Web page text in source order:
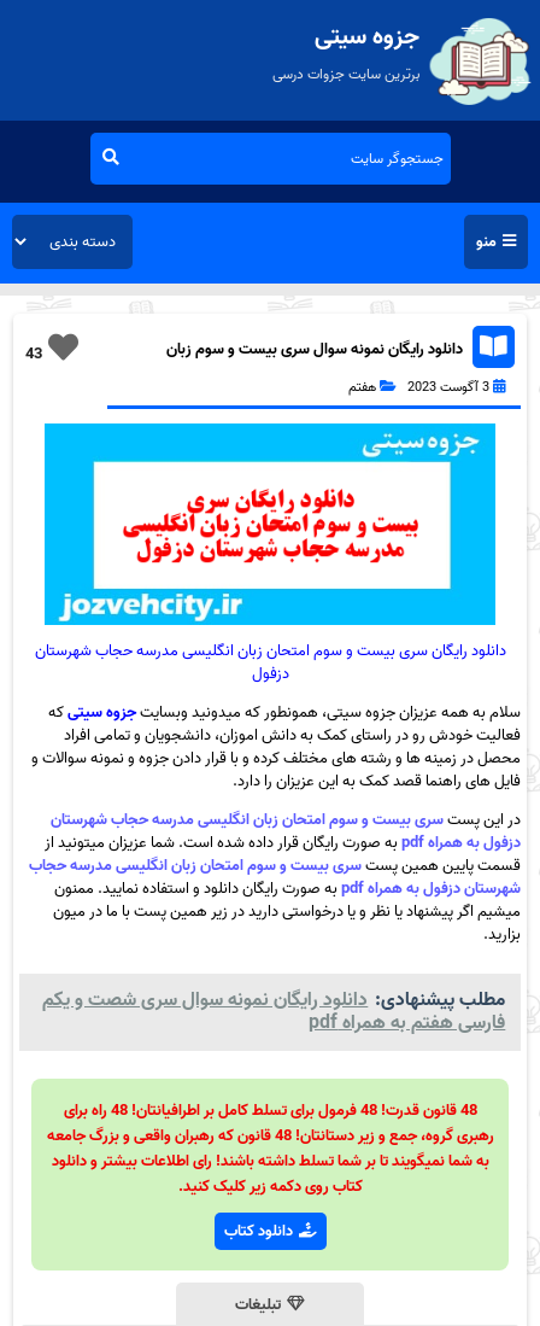
جزوه سیتی
برترین سایت جزوات درسی
منو
43
دانلود رایگان نمونه سوال سری بیست و سوم زبان
انگلیسی هفتم به همراه pdf
3 آگوست 2023 هفتم
دانلود رایگان سری بیست و سوم امتحان زبان انگلیسی مدرسه حجاب شهرستان
دزفول
سلام به همه عزیزان جزوه سیتی، همونطور که میدونید وبسایتجزوه سیتیکه
فعالیت خودش رو در راستای کمک به دانش اموزان، دانشجویان و تمامی افراد
محصل در زمینه ها و رشته های مختلف کرده و با قرار دادن جزوه و نمونه سوالات و
فایل های راهنما قصد کمک به این عزیزان را دارد.
در این پستسری بیست و سوم امتحان زبان انگلیسی مدرسه حجاب شهرستان
دزفول به همراه pdf
به صورت رایگان قرار داده شده است. شما عزیزان میتونید از
قسمت پایین همین پستسری بیست و سوم امتحان زبان انگلیسی مدرسه حجاب
شهرستان دزفول به همراه pdf
به صورت رایگان دانلود و استفاده نمایید. ممنون
میشیم اگر پیشنهاد یا نظر و یا درخواستی دارید در زیر همین پست با ما در میون
بزارید.
مطلب پیشنهادی: دانلود رایگان نمونه سوال سری شصت و یکم
فارسی هفتم به همراه pdf
48 قانون قدرت! 48 فرمول برای تسلط کامل بر اطرافیانتان! 48 راه برای
رهبری گروه، جمع و زیر دستانتان! 48 قانون که رهبران واقعی و بزرگ جامعه
به شما نمیگویند تا بر شما تسلط داشته باشند! رای اطلاعات بیشتر و دانلود
کتاب روی دکمه زیر کلیک کنید.
دانلود کتاب
تبلیغات